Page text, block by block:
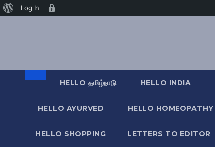
வேர்ட்பிரஸ்
Log In
HELLO தமிழ்நாடு HELLO INDIA
HELLO AYURVED HELLO HOMEOPATHY
HELLO SHOPPING LETTERS TO EDITOR